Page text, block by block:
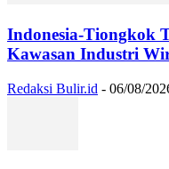
Indonesia-Tiongkok
Kawasan Industri
Redaksi Bulir.id - 06/08/